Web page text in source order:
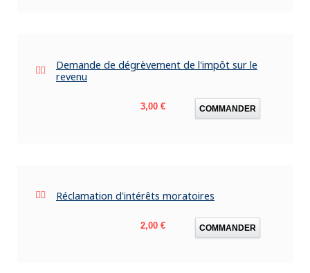
Demande de dégrèvement de l'impôt sur le
revenu
Prix
3,00 € COMMANDER
Réclamation d'intérêts moratoires
Prix
2,00 € COMMANDER